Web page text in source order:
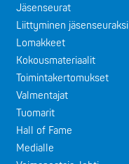
Jäsenseurat
Liittyminen jäsenseuraksi
Lomakkeet
Kokousmateriaalit
Toimintakertomukset
Valmentajat
Tuomarit
Hall of Fame
Medialle